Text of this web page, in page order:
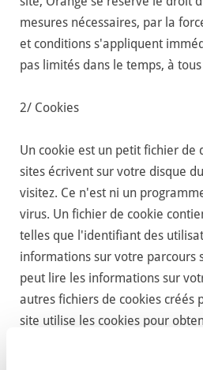
mesures nécessaires, par la
et conditions s'appliquent
pas limités dans le temps, à
2/ Cookies
Un cookie est un petit fichier de
sites écrivent sur votre disque
visitez. Ce n'est ni un
virus. Un fichier de cookie
telles que l'identifiant des
informations sur votre parcours
peut lire les informations sur
autres fichiers de cookies créés
site utilise les cookies pour
le trafic généré par le site.
mesure de déterminer l'usage